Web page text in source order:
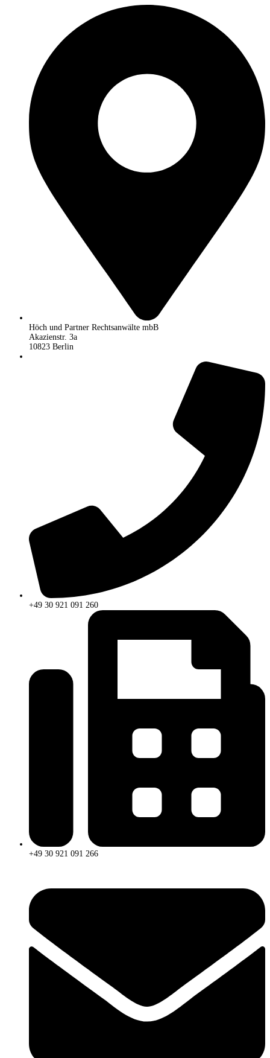
Höch und Partner Rechtsanwälte mbB
Akazienstr. 3a
10823 Berlin
+49 30 921 091 260
+49 30 921 091 266